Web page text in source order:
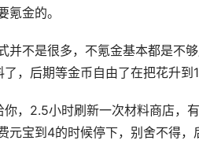
金的。
并不是很多，不氪金基本都是不
，后期等金币自由了在把花升到
你，2.5小时刷新一次材料商店，
宝到4的时候停下，别舍不得，